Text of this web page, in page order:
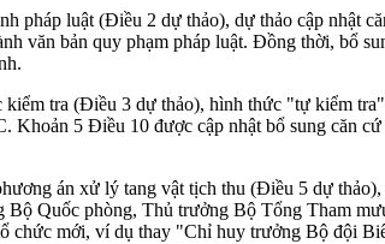
pháp luật (Điều 2 dự thảo), dự thảo cập nhật
văn bản quy phạm pháp luật. Đồng thời, bổ
kiểm tra (Điều 3 dự thảo), hình thức "tự kiểm
Khoản 5 Điều 10 được cập nhật bổ sung căn
án xử lý tang vật tịch thu (Điều 5 dự
Bộ Quốc phòng, Thủ trưởng Bộ Tổng Tham
chức mới, ví dụ thay "Chỉ huy trưởng Bộ đội